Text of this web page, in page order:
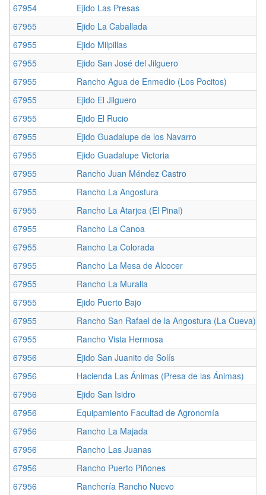
67954
Ejido Las Presas
67955
Ejido La Caballada
67955
Ejido Milpillas
67955
Ejido San José del Jilguero
67955
Rancho Agua de Enmedio (Los Pocitos)
67955
Ejido El Jilguero
67955
Ejido El Rucio
67955
Ejido Guadalupe de los Navarro
67955
Ejido Guadalupe Victoria
67955
Rancho Juan Méndez Castro
67955
Rancho La Angostura
67955
Rancho La Atarjea (El Pinal)
67955
Rancho La Canoa
67955
Rancho La Colorada
67955
Rancho La Mesa de Alcocer
67955
Rancho La Muralla
67955
Ejido Puerto Bajo
67955
Rancho San Rafael de la Angostura (La Cueva)
67955
Rancho Vista Hermosa
67956
Ejido San Juanito de Solís
67956
Hacienda Las Ánimas (Presa de las Ánimas)
67956
Ejido San Isidro
67956
Equipamiento Facultad de Agronomía
67956
Rancho La Majada
67956
Rancho Las Juanas
67956
Rancho Puerto Piñones
67956
Ranchería Rancho Nuevo